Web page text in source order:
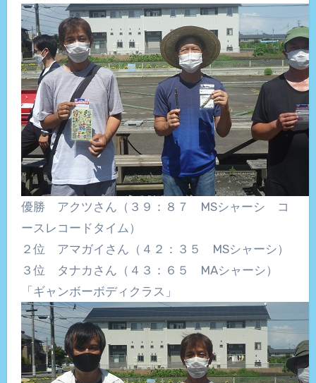
優勝 アクツさん（３９：８７ MSシャーシ コ
ースレコードタイム）
２位 アマガイさん（４２：３５ MSシャーシ）
３位 タナカさん（４３：６５ MAシャーシ）
「ギャンボーボディクラス」